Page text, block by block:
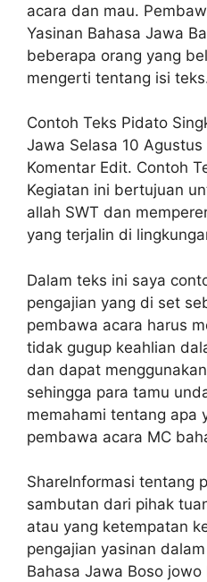
acara dan mau.
Yasinan Bahasa Jawa
beberapa orang yang
mengerti tentang isi
Contoh Teks Pidato
Jawa Selasa 10 Agustus
Komentar Edit. Contoh
Kegiatan ini bertujuan
allah SWT dan
yang terjalin di
Dalam teks ini saya
pengajian yang di set
pembawa acara harus
tidak gugup keahlian
dan dapat
sehingga para tamu
memahami tentang apa
pembawa acara MC
ShareInformasi tentang
sambutan dari pihak
atau yang ketempatan
pengajian yasinan
Bahasa Jawa Boso